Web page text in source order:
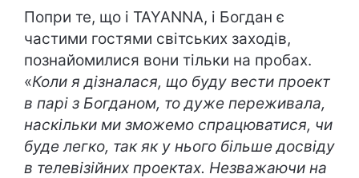
Попри те, що і TAYANNA, і Богдан є
частими гостями світських заходів,
познайомилися вони тільки на пробах.
«Коли я дізналася, що буду вести проект
в парі з Богданом, то дуже переживала,
наскільки ми зможемо спрацюватися, чи
буде легко, так як у нього більше досвіду
в телевізійних проектах. Незважаючи на